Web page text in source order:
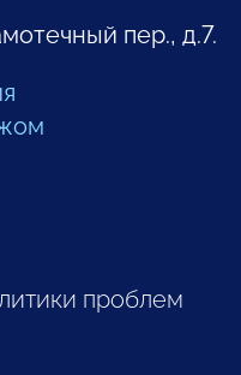
пер., д.7.
проблем